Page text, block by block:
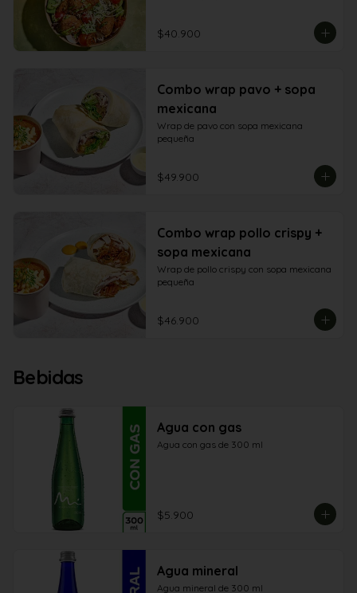
$40.900
Combo wrap pavo + sopa
mexicana
Wrap de pavo con sopa mexicana
pequeña
$49.900
Combo wrap pollo crispy +
sopa mexicana
Wrap de pollo crispy con sopa mexicana
pequeña
$46.900
Bebidas
Agua con gas
Agua con gas de 300 ml
$5.900
Agua mineral
Agua mineral de 300 ml